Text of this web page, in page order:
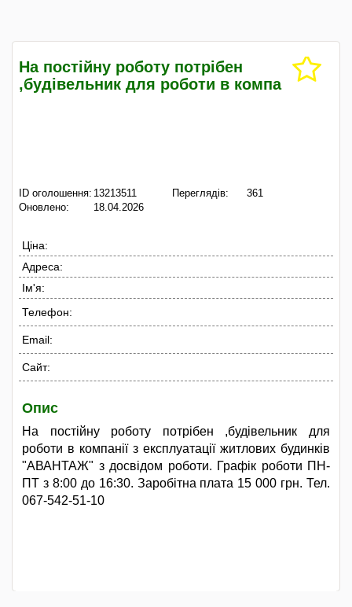
На постійну роботу потрібен
,будівельник для роботи в компа
ID оголошення: 13213511
Оновлено:
18.04.2026
Переглядів: 361
Ціна:
Адреса:
Ім'я:
Телефон:
Email:
Сайт:
Опис
На постійну роботу потрібен ,будівельник для
роботи в компанії з експлуатації житлових будинків
"АВАНТАЖ" з досвідом роботи. Графік роботи ПН-
ПТ з 8:00 до 16:30. Заробітна плата 15 000 грн. Тел.
067-542-51-10